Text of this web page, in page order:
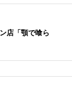
店「顎で喰ら